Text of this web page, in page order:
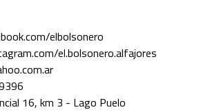
elbolsonero
el.bolsonero.alfajores
16, km 3 - Lago Puelo